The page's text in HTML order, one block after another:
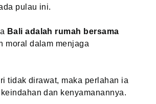
pulau ini.
Bali adalah rumah bersama
moral dalam menjaga
tidak dirawat, maka perlahan ia
dan kenyamanannya.